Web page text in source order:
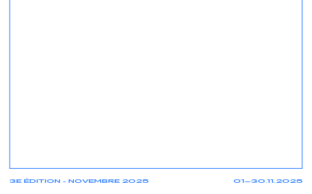
01—30.11.2025
3E ÉDITION - NOVEMBRE 2025